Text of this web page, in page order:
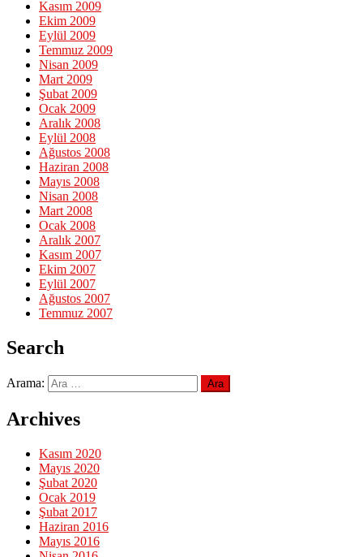
Kasım 2009
Ekim 2009
Eylül 2009
Temmuz 2009
Nisan 2009
Mart 2009
Şubat 2009
Ocak 2009
Aralık 2008
Eylül 2008
Ağustos 2008
Haziran 2008
Mayıs 2008
Nisan 2008
Mart 2008
Ocak 2008
Aralık 2007
Kasım 2007
Ekim 2007
Eylül 2007
Ağustos 2007
Temmuz 2007
Search
Arama:
Archives
Kasım 2020
Mayıs 2020
Şubat 2020
Ocak 2019
Şubat 2017
Haziran 2016
Mayıs 2016